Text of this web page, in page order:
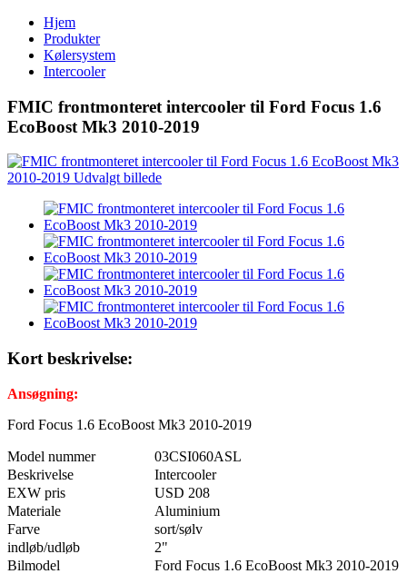
Hjem
Produkter
Kølersystem
Intercooler
FMIC frontmonteret intercooler til Ford Focus 1.6
EcoBoost Mk3 2010-2019
Kort beskrivelse:
Ansøgning:
Ford Focus 1.6 EcoBoost Mk3 2010-2019
Model nummer
03CSI060ASL
Beskrivelse
Intercooler
EXW pris
USD 208
Materiale
Aluminium
Farve
sort/sølv
indløb/udløb
2"
Bilmodel
Ford Focus 1.6 EcoBoost Mk3 2010-2019